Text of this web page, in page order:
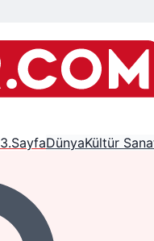
3.SayfaDünyaKültür